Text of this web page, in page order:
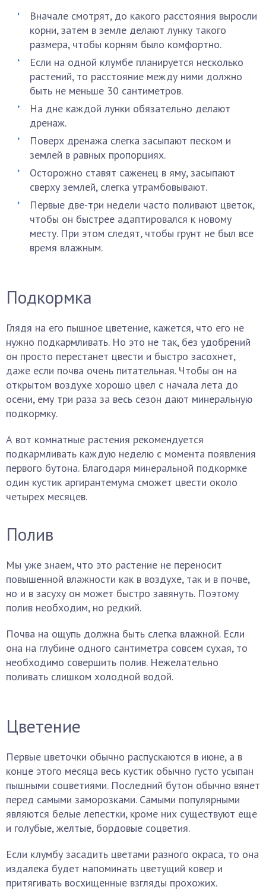
Вначале смотрят, до какого расстояния выросли
корни, затем в земле делают лунку такого
размера, чтобы корням было комфортно.
Если на одной клумбе планируется несколько
растений, то расстояние между ними должно
быть не меньше 30 сантиметров.
На дне каждой лунки обязательно делают
дренаж.
Поверх дренажа слегка засыпают песком и
землей в равных пропорциях.
Осторожно ставят саженец в яму, засыпают
сверху землей, слегка утрамбовывают.
Первые две-три недели часто поливают цветок,
чтобы он быстрее адаптировался к новому
месту. При этом следят, чтобы грунт не был все
время влажным.
Подкормка
Глядя на его пышное цветение, кажется, что его не
нужно подкармливать. Но это не так, без удобрений
он просто перестанет цвести и быстро засохнет,
даже если почва очень питательная. Чтобы он на
открытом воздухе хорошо цвел с начала лета до
осени, ему три раза за весь сезон дают минеральную
подкормку.
А вот комнатные растения рекомендуется
подкармливать каждую неделю с момента появления
первого бутона. Благодаря минеральной подкормке
один кустик аргирантемума сможет цвести около
четырех месяцев.
Полив
Мы уже знаем, что это растение не переносит
повышенной влажности как в воздухе, так и в почве,
но и в засуху он может быстро завянуть. Поэтому
полив необходим, но редкий.
Почва на ощупь должна быть слегка влажной. Если
она на глубине одного сантиметра совсем сухая, то
необходимо совершить полив. Нежелательно
поливать слишком холодной водой.
Цветение
Первые цветочки обычно распускаются в июне, а в
конце этого месяца весь кустик обычно густо усыпан
пышными соцветиями. Последний бутон обычно вянет
перед самыми заморозками. Самыми популярными
являются белые лепестки, кроме них существуют еще
и голубые, желтые, бордовые соцветия.
Если клумбу засадить цветами разного окраса, то она
издалека будет напоминать цветущий ковер и
притягивать восхищенные взгляды прохожих.